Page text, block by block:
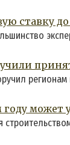
ставку до
может